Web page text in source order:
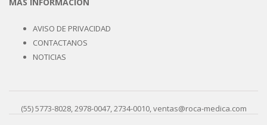
AVISO DE PRIVACIDAD
CONTACTANOS
NOTICIAS
(55) 5773-8028, 2978-0047, 2734-0010, ventas@roca-medica.com